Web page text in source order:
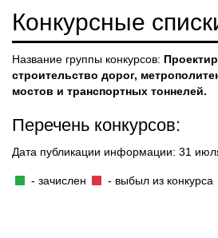
Конкурсные
Название группы конкурсов:
строительство дорог,
мостов и транспортных тоннелей.
Перечень конкурсов:
Дата публикации информации: 31
- зачислен - выбыл из конкурса